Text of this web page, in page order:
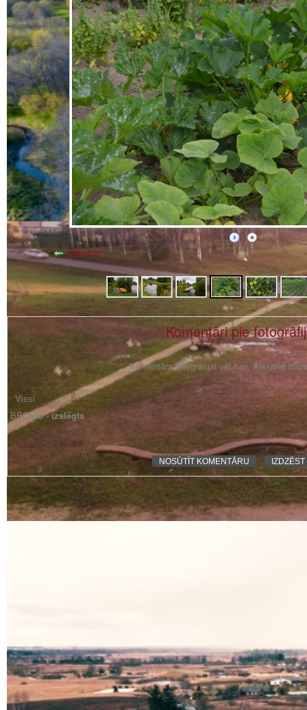
Atpakaļ
Komentāri pie
Komentāra fotogrāfijai vēl nav. Atstājiet
BBCode -izslēgts